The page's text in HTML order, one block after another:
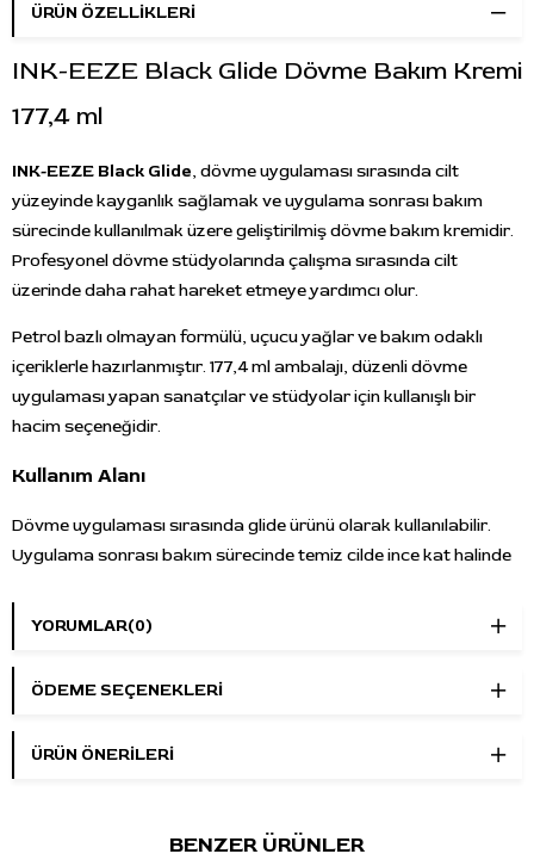
ÜRÜN ÖZELLIKLERI
INK-EEZE Black Glide Dövme Bakım Kremi
177,4 ml
INK-EEZE Black Glide, dövme uygulaması sırasında cilt
yüzeyinde kayganlık sağlamak ve uygulama sonrası bakım
sürecinde kullanılmak üzere geliştirilmiş dövme bakım kremidir.
Profesyonel dövme stüdyolarında çalışma sırasında cilt
üzerinde daha rahat hareket etmeye yardımcı olur.
Petrol bazlı olmayan formülü, uçucu yağlar ve bakım odaklı
içeriklerle hazırlanmıştır. 177,4 ml ambalajı, düzenli dövme
uygulaması yapan sanatçılar ve stüdyolar için kullanışlı bir
hacim seçeneğidir.
Kullanım Alanı
Dövme uygulaması sırasında glide ürünü olarak kullanılabilir.
Uygulama sonrası bakım sürecinde temiz cilde ince kat halinde
bakım önerisine göre belirlenmelidir.
Öne Çıkan Özellikler
Marka:INK-EEZE
Ürün tipi:Dövme bakım kremi
sonrası bakım
YORUMLAR(0)
ÖDEME SEÇENEKLERI
ÜRÜN ÖNERILERI
BENZER ÜRÜNLER